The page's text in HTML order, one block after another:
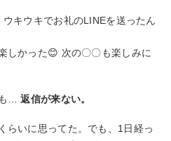
キウキでお礼のLINEを送ったん
しかった😊 次の〇〇も楽しみに
も…返信が来ない。
らいに思ってた。でも、1日経っ